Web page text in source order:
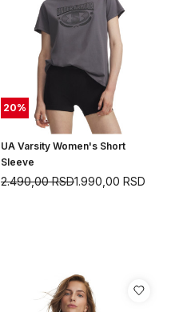
20%
UA Varsity Women's Short
Sleeve
1.990,00 RSD
2.490,00RSD